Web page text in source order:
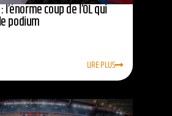
l’énorme coup de l’OL qui
podium
LIRE PLUS